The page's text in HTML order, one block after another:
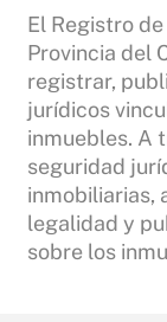
El Registro
Provincia del
registrar,
jurídicos
inmuebles. A
seguridad
inmobiliarias,
legalidad y
sobre los